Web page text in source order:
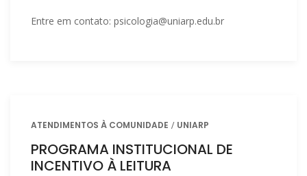
Entre em contato: psicologia@uniarp.edu.br
ATENDIMENTOS À COMUNIDADE UNIARP
PROGRAMA INSTITUCIONAL DE
INCENTIVO À LEITURA